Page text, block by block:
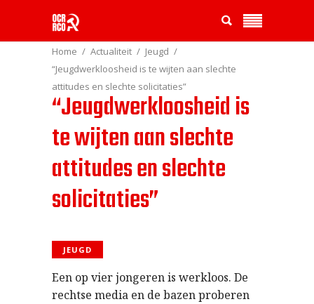
Home Actualiteit
Jeugd
“Jeugdwerkloosheid is te wijten aan slechte
attitudes en slechte solicitaties”
“Jeugdwerkloosheid is
te wijten aan slechte
attitudes en slechte
solicitaties”
JEUGD
Een op vier jongeren is werkloos. De
rechtse media en de bazen proberen